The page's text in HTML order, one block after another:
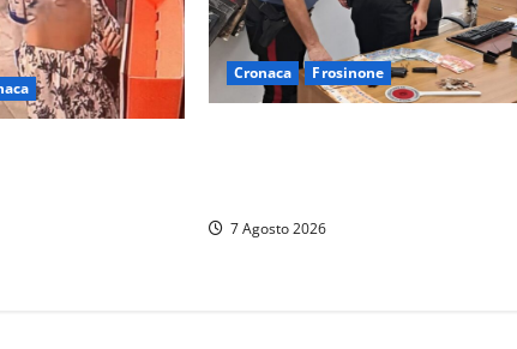
Cronaca Frosinone
7 Agosto 2026